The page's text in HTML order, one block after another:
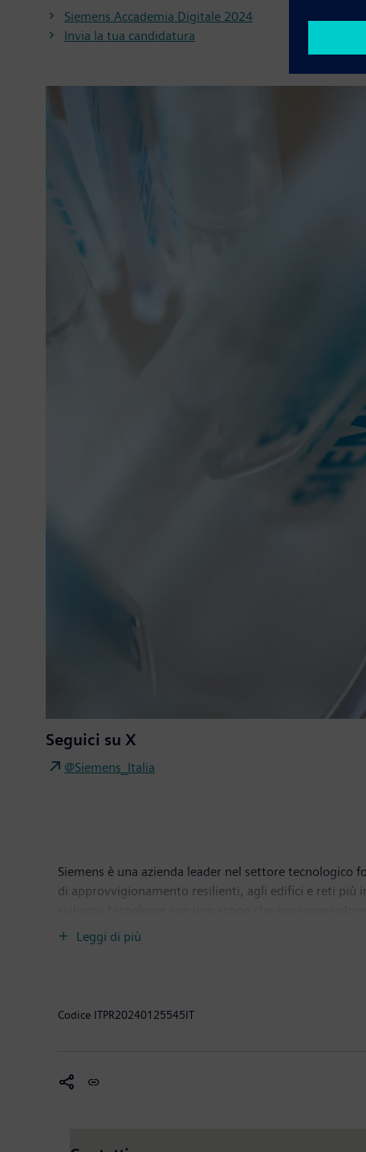
Siemens Accademia Digitale 2024
Invia la tua candidatura
Seguici su X
@Siemens_Italia
Siemens è una azienda leader nel settore
di approvvigionamento resilienti, agli edifici e reti più
industrie e mercati, aiutandoli a rivoluzionare la vita
Siemens Healthineers, un fornitore globale leader di
Leggi di più
Codice ITPR20240125545IT